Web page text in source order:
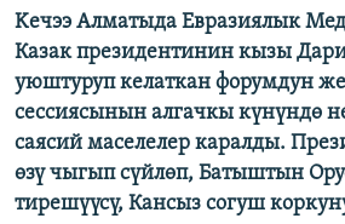
Keчээ Алматыда Евразиялык
Казак президентинин кызы
уюштуруп келаткан форумдун
сессиясынын алгачкы күнүндө
саясий маселелер каралды.
өзү чыгып сүйлөп, Батыштын
тирешүүсү, Кансыз согуш